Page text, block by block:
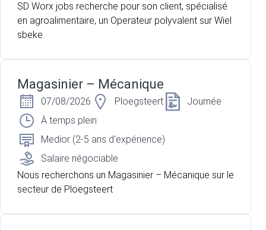
SD Worx jobs recherche pour son client, spécialisé
en agroalimentaire, un Operateur polyvalent sur Wiel
sbeke.
Magasinier – Mécanique
07/08/2026 Ploegsteert
Journée
À temps plein
Medior (2-5 ans d'expérience)
Salaire négociable
Nous recherchons un Magasinier – Mécanique sur le
secteur de Ploegsteert